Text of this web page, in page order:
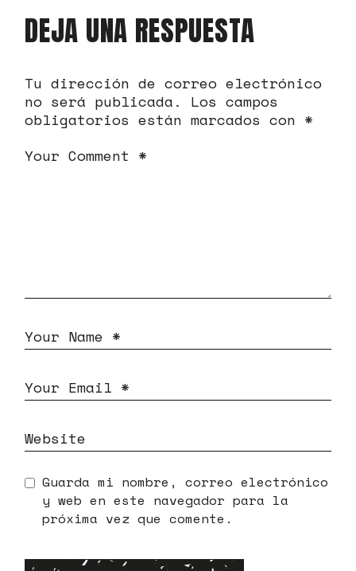
DEJA UNA RESPUESTA
Tu dirección de correo electrónico
no será publicada.
Los campos
obligatorios están marcados con *
Guarda mi nombre, correo electrónico
y web en este navegador para la
próxima vez que comente.